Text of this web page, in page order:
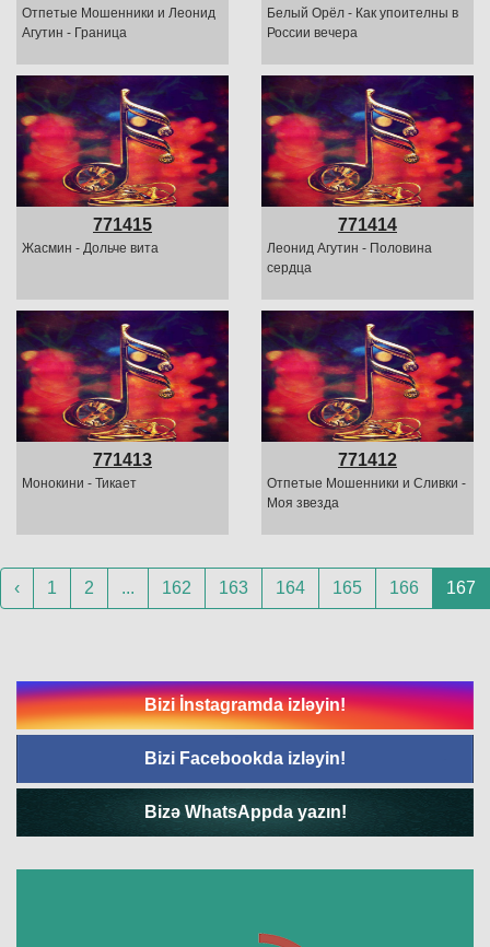
Отпетые Мошенники и Леонид
Агутин - Граница
Белый Орёл - Как упоителны в
России вечера
771415
Жасмин - Дольче вита
771414
Леонид Агутин - Половина
сердца
771413
Монокини - Тикает
771412
Отпетые Мошенники и Сливки -
Моя звезда
‹ 1 2 ... 162 163 164 165 166 167
Bizi İnstagramda izləyin!
Bizi Facebookda izləyin!
Bizə WhatsAppda yazın!